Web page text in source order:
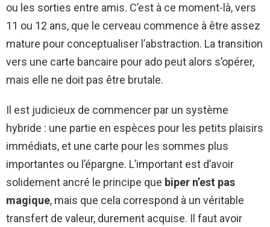
ou les sorties entre amis. C’est à ce moment-là, vers
11 ou 12 ans, que le cerveau commence à être assez
mature pour conceptualiser l’abstraction. La transition
vers une carte bancaire pour ado peut alors s’opérer,
mais elle ne doit pas être brutale.
Il est judicieux de commencer par un système
hybride : une partie en espèces pour les petits plaisirs
immédiats, et une carte pour les sommes plus
importantes ou l’épargne. L’important est d’avoir
solidement ancré le principe que biper n’est pas
magique, mais que cela correspond à un véritable
transfert de valeur, durement acquise. Il faut avoir